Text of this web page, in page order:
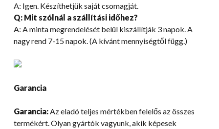
A: Igen. Készíthetjük saját csomagját.
Q: Mit szólnál a szállítási időhez?
A: A minta megrendelését belül kiszállítják 3 napok. A
nagy rend 7-15 napok. (A kívánt mennyiségtől függ.)
Garancia
Garancia: Az eladó teljes mértékben felelős az összes
termékért. Olyan gyártók vagyunk, akik képesek